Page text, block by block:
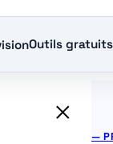
Outils gratuits
×
GRATUITS —